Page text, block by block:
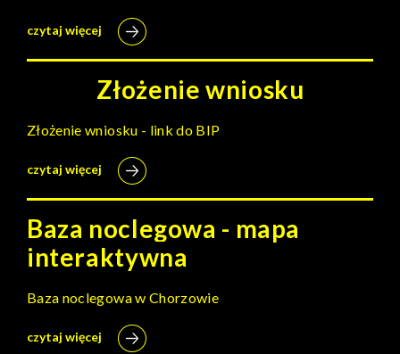
czytaj więcej
Złożenie wniosku
Złożenie wniosku - link do BIP
czytaj więcej
Baza noclegowa - mapa
interaktywna
Baza noclegowa w Chorzowie
czytaj więcej